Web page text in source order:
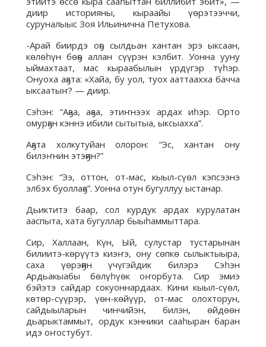
диир историяны, кыраайы үөрэтээччи,
суруналыыс Зоя Ильинична Петухова.
-Арай биирдэ оҕо сылдьан хантан эрэ ыксаан,
көлөһүн бөҕө аллан сүүрэн кэлбит. Уонна ууну
ыймахтаат, мас кыраабылын үрдүгэр түһэр.
Онуоха аҕата: «Хайа, бу уол, туох ааттаахха бачча
ыксаатыҥ? — диир.
Сэһэн: “Аҕаа, аҕаа, этиҥнээх ардах иһэр. Орто
омурҕан кэннэ ибили сытытыа, ыксыахха”.
Аҕата холкутуйан олорон: “Эс, хантан ону
билэҥнин этэҕин?”
Сэһэн: “Ээ, оттон, от-мас, кыыл-сүөл кэпсээнэ
элбэх буоллаҕа”. Уонна отун бугуллуу ыстанар.
Дьиктитэ баар, сол курдук ардах курулатан
ааспыта, хата бугуллар быыһаммыттара.
Сир, Халлаан, Күн, Ый, сулустар тустарынан
билиитэ-көрүүтэ киэҥэ, ону сөпкө сылыктыыра,
саха үөрэҕин үчүгэйдик билэрэ Сэһэн
Ардьакыабы бөлүһүөк оҥорбута. Сир эмиэ
бэйэтэ сайдар сокуоннардаах. Кини кыыл-сүөл,
көтөр-сүүрэр, үөн-көйүүр, от-мас олохторун,
сайдыыларын чинчийэн, билэн, өйдөөн
дьарыктаммыт, ордук кэнники сааһыран баран
идэ оҥостубут.